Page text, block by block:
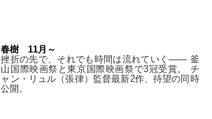
春樹 11月～
挫折の先で、それでも時間は流れていく—— 釜
山国際映画祭と東京国際映画祭で3冠受賞。 チ
ャン・リュル（張律）監督最新2作、待望の同時
公開。